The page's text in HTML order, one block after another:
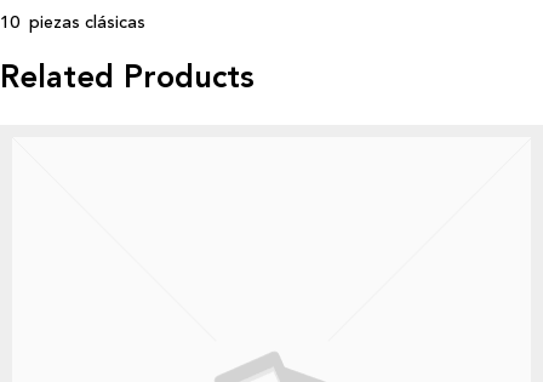
10 piezas clásicas
Related Products